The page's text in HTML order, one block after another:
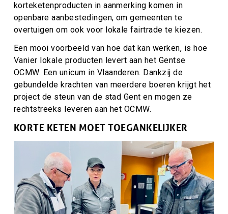
korteketenproducten in aanmerking komen in
openbare aanbestedingen, om gemeenten te
overtuigen om ook voor lokale fairtrade te kiezen.
Een mooi voorbeeld van hoe dat kan werken, is hoe
Vanier lokale producten levert aan het Gentse
OCMW. Een unicum in Vlaanderen. Dankzij de
gebundelde krachten van meerdere boeren krijgt het
project de steun van de stad Gent en mogen ze
rechtstreeks leveren aan het OCMW.
KORTE KETEN MOET TOEGANKELIJKER